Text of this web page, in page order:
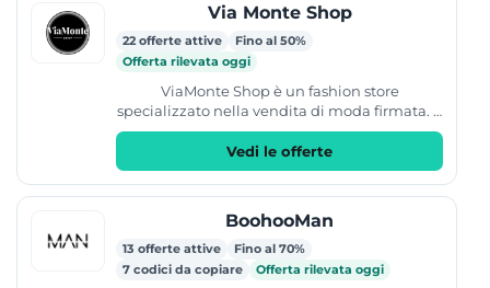
Via Monte Shop
22 offerte attive
Fino al 50%
Offerta rilevata oggi
ViaMonte Shop è un fashion store
specializzato nella vendita di moda firmata. Il
catalogo include collezioni dedicate a
bambini, ragazzi e uomo. Il...
Vedi le offerte
BoohooMan
13 offerte attive
Fino al 70%
7 codici da copiare
Offerta rilevata oggi